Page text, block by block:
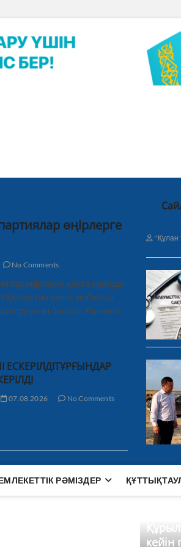
өңірлерге
No Comments
өңірлерге қайта оралды
Қазақстан үшін» мобильді
керуеннің бағыты Ұзынкөл,
"Құлан
ЕСКЕРІЛДІТҰРҒЫНДАР
07.08.2026 No Comments
РӘМІЗДЕР
кейін